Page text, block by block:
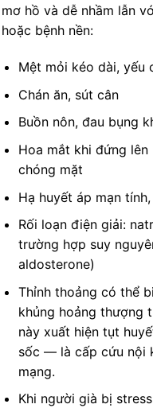
mơ hồ và dễ nhầm lẫn
hoặc bệnh nền:
Mệt mỏi kéo dài, yếu
Chán ăn, sút cân
Buồn nôn, đau bụng
Hoa mắt khi đứng
chóng mặt
Hạ huyết áp mạn
Rối loạn điện giải:
trường hợp suy
aldosterone)
Thỉnh thoảng có thể
khủng hoảng thượng
này xuất hiện tụt
sốc — là cấp cứu nội
mạng.
Khi người già bị